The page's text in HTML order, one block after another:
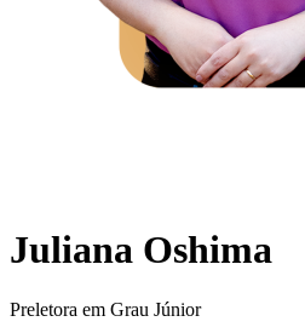
Juliana Oshima
Preletora em Grau Júnior